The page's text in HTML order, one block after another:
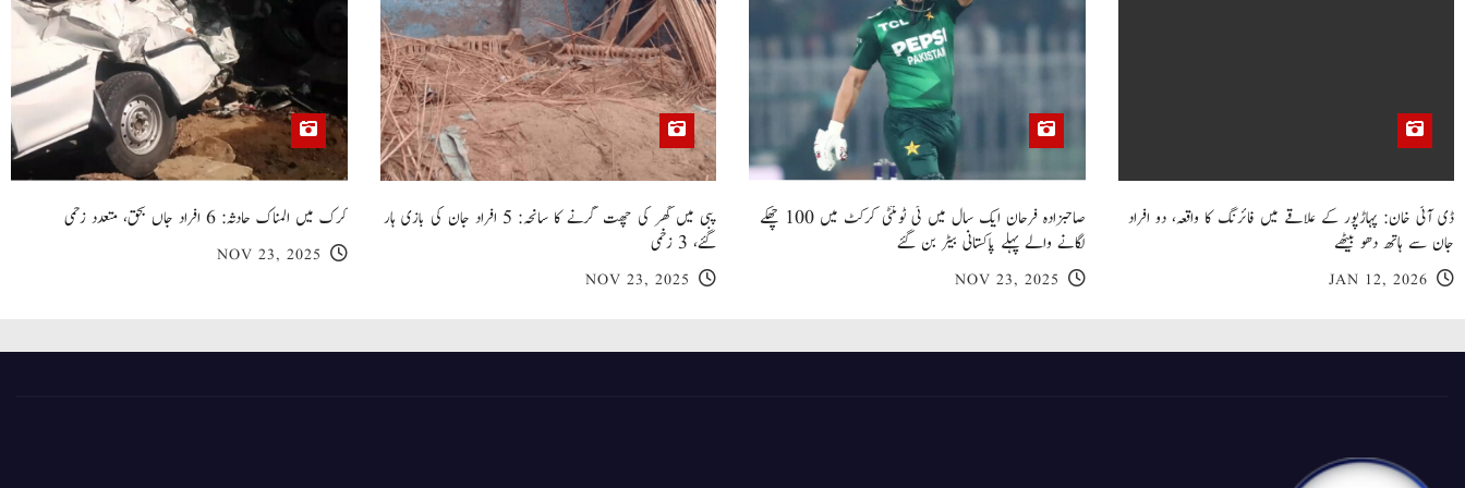
ڈی آئی خان: پہاڑپور کے علاقے میں فائرنگ کا واقعہ، دو افراد
جان سے ہاتھ دھو بیٹھے
JAN 12, 2026
صاحبزادہ فرحان ایک سال میں ٹی ٹوئنٹی کرکٹ میں 100 چھکے
لگانے والے پہلے پاکستانی بیٹر بن گئے
NOV 23, 2025
پبی میں گھر کی چھت گرنے کا سانحہ: 5 افراد جان کی بازی ہار
گئے، 3 زخمی
NOV 23, 2025
کرک میں المناک حادثہ: 6 افراد جاں بحق، متعدد زخمی
NOV 23, 2025